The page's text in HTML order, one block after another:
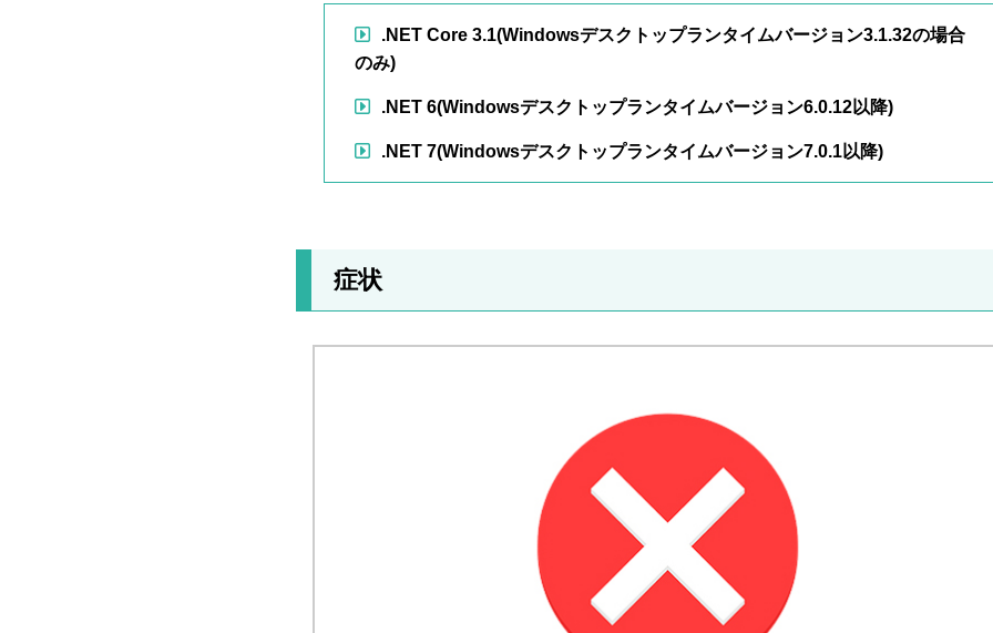
.NET Core 3.1(Windowsデスクトップランタイムバージョン3.1.32の場合
のみ)
.NET 6(Windowsデスクトップランタイムバージョン6.0.12以降)
.NET 7(Windowsデスクトップランタイムバージョン7.0.1以降)
症状